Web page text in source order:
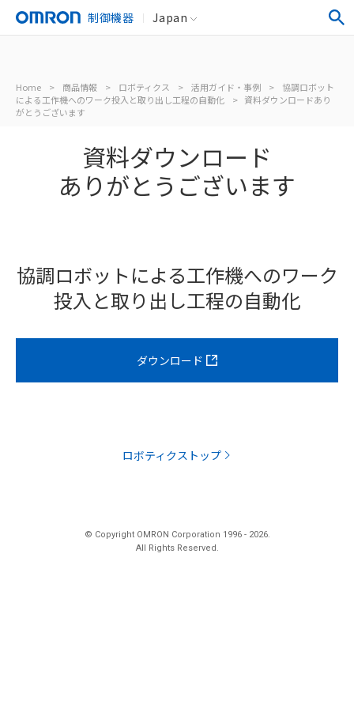
制御機器 Japan
Home > 商品情報 > ロボティクス > 活用ガイド・事例 >
協調ロボット
による工作機へのワーク投入と取り出し工程の自動化
> 資料ダウンロードあり
がとうございます
資料ダウンロード
ありがとうございます
協調ロボットによる工作機へのワーク
投入と取り出し工程の自動化
ダウンロード
ロボティクストップ
© Copyright OMRON Corporation 1996 - 2026.
All Rights Reserved.